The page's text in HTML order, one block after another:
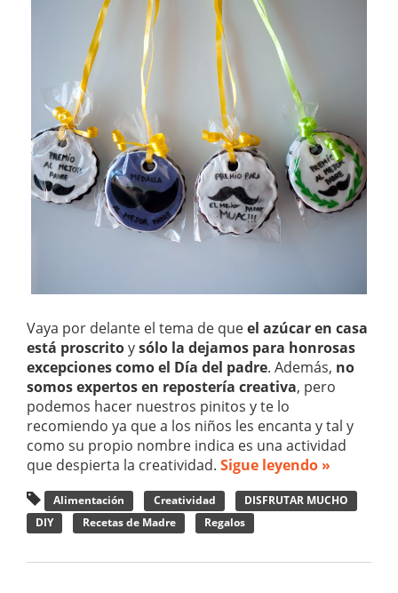
Vaya por delante el tema de queel azúcar en casa
está proscritoysólo la dejamos para honrosas
excepciones como el Día del padre. Además, no
somos expertos en repostería creativa, pero
podemos hacer nuestros pinitos y te lo
recomiendo ya que a los niños les encanta y tal y
como su propio nombre indica es una actividad
que despierta la creatividad. Sigue leyendo »
Alimentación Creatividad
DISFRUTAR MUCHO
DIY
Recetas de Madre Regalos